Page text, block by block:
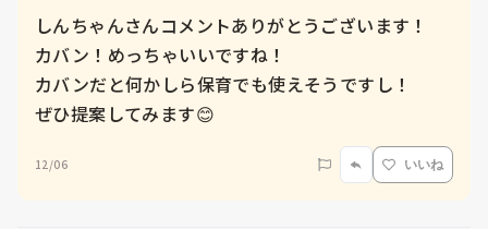
しんちゃんさんコメントありがとうございます！
カバン！めっちゃいいですね！
カバンだと何かしら保育でも使えそうですし！
ぜひ提案してみます😊
12/06 いいね